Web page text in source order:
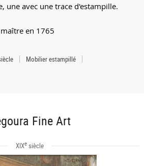
une avec une trace d'estampille.
maître en 1765
Mobilier estampillé
Fine Art
XIXe siècle